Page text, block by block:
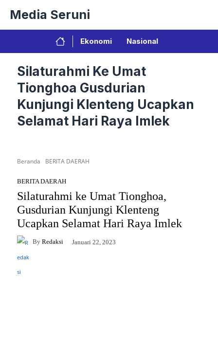
isi
Media Seruni
Ekonomi Nasional
Silaturahmi Ke Umat
Tionghoa Gusdurian
Kunjungi Klenteng Ucapkan
Selamat Hari Raya Imlek
Beranda BERITA DAERAH
BERITA DAERAH
Silaturahmi ke Umat Tionghoa,
Gusdurian Kunjungi Klenteng
Ucapkan Selamat Hari Raya Imlek
By Redaksi Januari 22, 2023